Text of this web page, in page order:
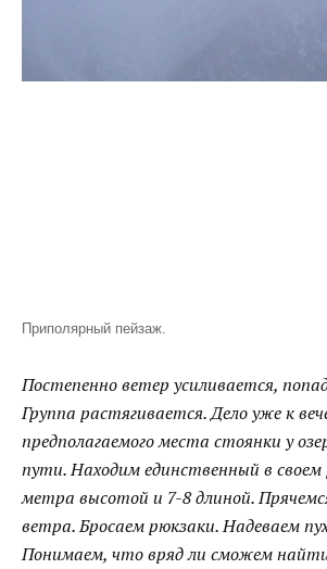
Приполярный пейзаж.
Постепенно ветер усиливается,
Группа растягивается. Дело уже к
предполагаемого места стоянки у
пути. Находим единственный в своем
метра высотой и 7-8 длиной.
ветра. Бросаем рюкзаки. Надеваем
Понимаем, что вряд ли сможем найти